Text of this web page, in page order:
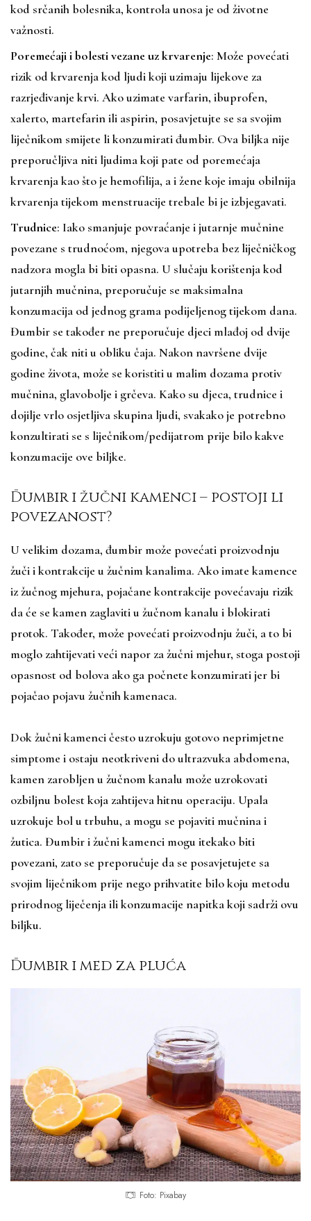
kod srčanih bolesnika, kontrola unosa je od životne
važnosti.
Poremećaji i bolesti vezane uz krvarenje: Može povećati
rizik od krvarenja kod ljudi koji uzimaju lijekove za
razrjeđivanje krvi. Ako uzimate varfarin, ibuprofen,
xalerto, martefarin ili aspirin, posavjetujte se sa svojim
liječnikom smijete li konzumirati đumbir. Ova biljka nije
preporučljiva niti ljudima koji pate od poremećaja
krvarenja kao što je hemofilija, a i žene koje imaju obilnija
krvarenja tijekom menstruacije trebale bi je izbjegavati.
Trudnice: Iako smanjuje povraćanje i jutarnje mučnine
povezane s trudnoćom, njegova upotreba bez liječničkog
nadzora mogla bi biti opasna. U slučaju korištenja kod
jutarnjih mučnina, preporučuje se maksimalna
konzumacija od jednog grama podijeljenog tijekom dana.
Đumbir se također ne preporučuje djeci mlađoj od dvije
godine, čak niti u obliku čaja. Nakon navršene dvije
godine života, može se koristiti u malim dozama protiv
mučnina, glavobolje i grčeva. Kako su djeca, trudnice i
dojilje vrlo osjetljiva skupina ljudi, svakako je potrebno
konzultirati se s liječnikom/pedijatrom prije bilo kakve
konzumacije ove biljke.
Đumbir i žučni kamenci – postoji li
povezanost?
U velikim dozama, đumbir može povećati proizvodnju
žuči i kontrakcije u žučnim kanalima. Ako imate kamence
iz žučnog mjehura, pojačane kontrakcije povećavaju rizik
da će se kamen zaglaviti u žučnom kanalu i blokirati
protok. Također, može povećati proizvodnju žuči, a to bi
moglo zahtijevati veći napor za žučni mjehur, stoga postoji
opasnost od bolova ako ga počnete konzumirati jer bi
pojačao pojavu žučnih kamenaca.
Dok žučni kamenci često uzrokuju gotovo neprimjetne
simptome i ostaju neotkriveni do ultrazvuka abdomena,
kamen zarobljen u žučnom kanalu može uzrokovati
ozbiljnu bolest koja zahtijeva hitnu operaciju. Upala
uzrokuje bol u trbuhu, a mogu se pojaviti mučnina i
žutica. Đumbir i žučni kamenci mogu itekako biti
povezani, zato se preporučuje da se posavjetujete sa
svojim liječnikom prije nego prihvatite bilo koju metodu
prirodnog liječenja ili konzumacije napitka koji sadrži ovu
biljku.
Đumbir i med za pluća
Foto: Pixabay